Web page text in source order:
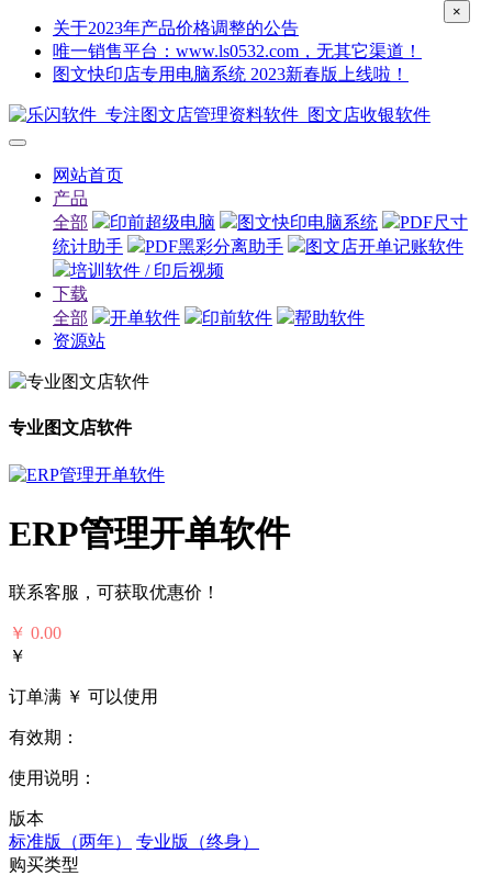
关于2023年产品价格调整的公告
唯一销售平台：www.ls0532.com，无其它渠道！
图文快印店专用电脑系统 2023新春版上线啦！
网站首页
产品
全部
印前超级电脑 图文快印电脑系统
PDF尺寸
统计助手
PDF黑彩分离助手
图文店开单记账软件
培训软件 / 印后视频
下载
全部
开单软件 印前软件
帮助软件
资源站
专业图文店软件
ERP管理开单软件
联系客服，可获取优惠价！
￥ 0.00
×
￥
订单满 ￥ 可以使用
有效期：
使用说明：
版本
标准版（两年）
专业版（终身）
购买类型